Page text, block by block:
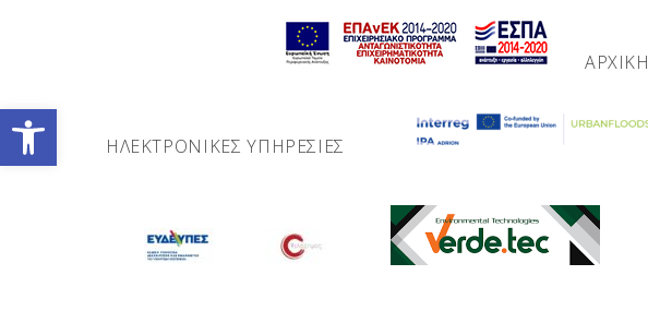
Ανοίξτε τη γραμμή εργαλείων
ΑΡΧΙΚΉ
ΗΛΕΚΤΡΟΝΙΚΈΣ ΥΠΗΡΕΣΊΕΣ